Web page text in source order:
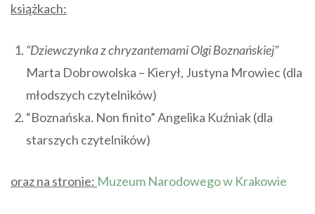
książkach:
“Dziewczynka z chryzantemami Olgi Boznańskiej”
Marta Dobrowolska – Kierył, Justyna Mrowiec (dla
młodszych czytelników)
“Boznańska. Non finito” Angelika Kuźniak (dla
starszych czytelników)
oraz na stronie: Muzeum Narodowego w Krakowie